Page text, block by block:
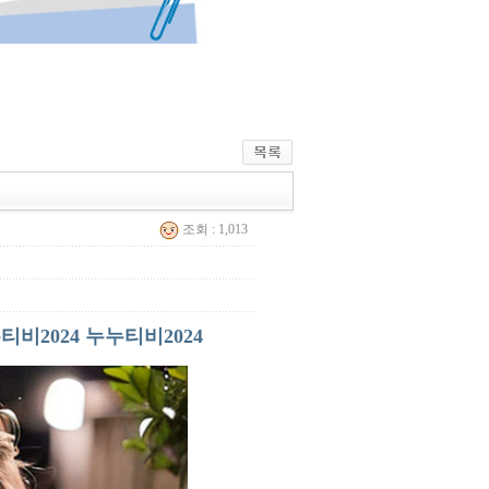
조회 : 1,013
비2024 누누티비2024